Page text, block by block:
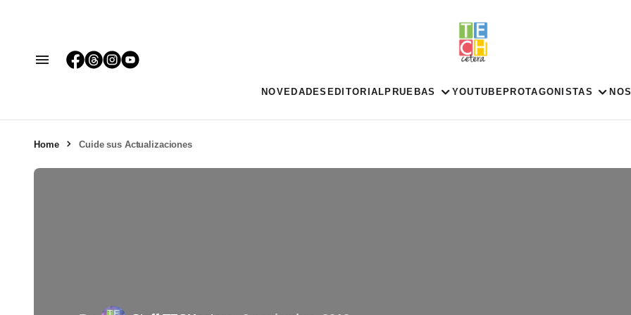
NOVEDADES EDITORIAL PRUEBAS YOUTUBE PROTAGONISTAS
Home Cuide sus Actualizaciones